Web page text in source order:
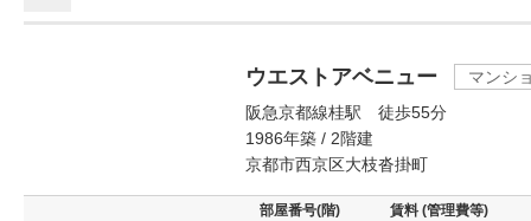
ウエストアベニュー
マンシ
阪急京都線桂駅 徒歩55分
1986年築 / 2階建
京都市西京区大枝沓掛町
部屋番号(階) 賃料 (管理費等)